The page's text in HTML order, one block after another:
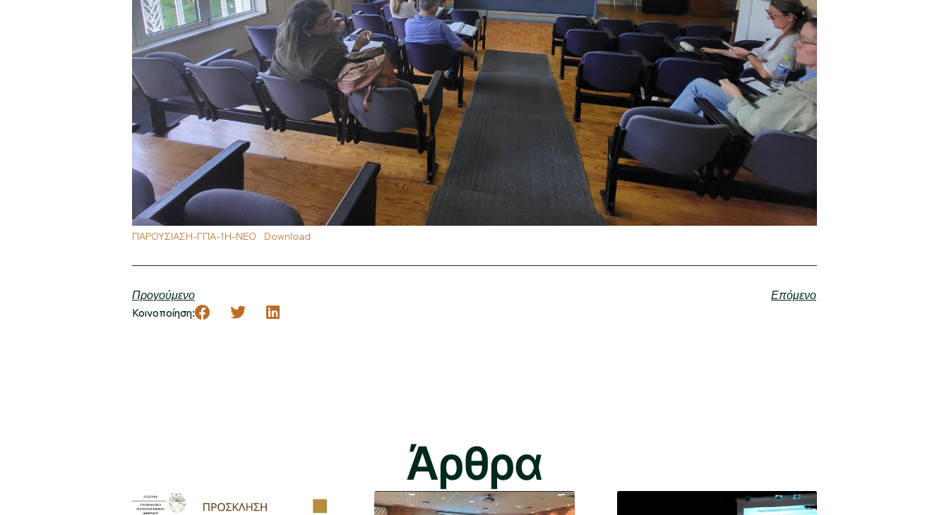
ΠΑΡΟΥΣΙΑΣΗ-ΓΠΑ-1Η-NEO Download
Προγούμενο Επόμενο
Κοινοποίηση:
Άρθρα